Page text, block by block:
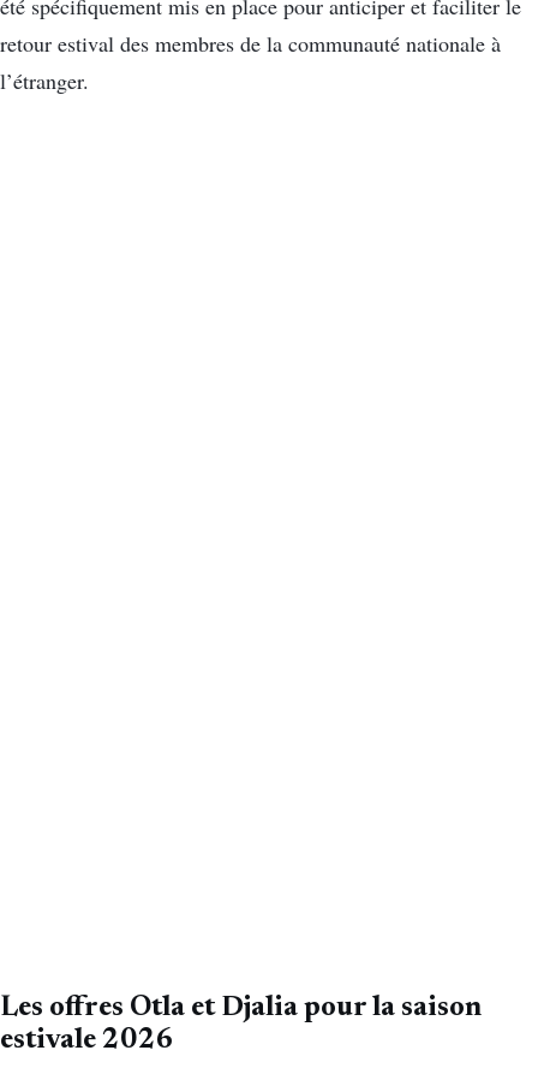
retour estival des membres de la communauté nationale à
l’étranger.
Les offres Otla et Djalia pour la saison
estivale 2026